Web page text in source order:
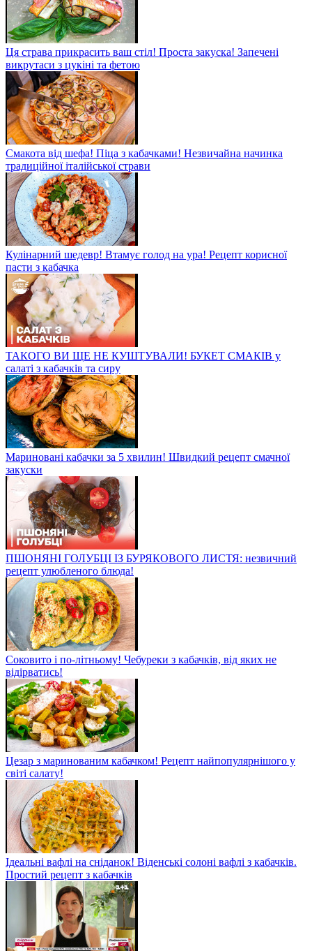
Ця страва прикрасить ваш стіл! Проста закуска! Запечені
викрутаси з цукіні та фетою
Смакота від шефа! Піца з кабачками! Незвичайна начинка
традиційної італійської страви
Кулінарний шедевр! Втамує голод на ура! Рецепт корисної
пасти з кабачка
ТАКОГО ВИ ЩЕ НЕ КУШТУВАЛИ! БУКЕТ СМАКІВ у
салаті з кабачків та сиру
Мариновані кабачки за 5 хвилин! Швидкий рецепт смачної
закуски
ПШОНЯНІ ГОЛУБЦІ ІЗ БУРЯКОВОГО ЛИСТЯ: незвичний
рецепт улюбленого блюда!
Соковито і по-літньому! Чебуреки з кабачків, від яких не
відірватись!
Цезар з маринованим кабачком! Рецепт найпопулярнішого у
світі салату!
Ідеальні вафлі на сніданок! Віденські солоні вафлі з кабачків.
Простий рецепт з кабачків